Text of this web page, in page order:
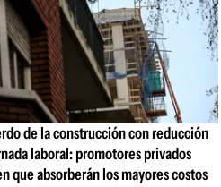
de la construcción con reducción
laboral: promotores privados
que absorberán los mayores costos